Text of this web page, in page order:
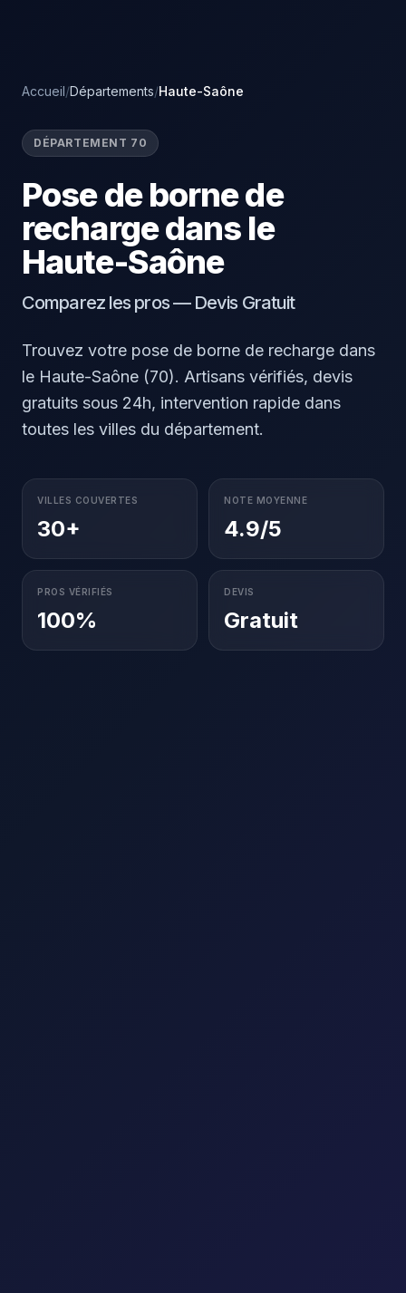
Accueil/Départements/Haute-Saône
DÉPARTEMENT 70
Pose de borne de
recharge dans le
Haute-Saône
Comparez les pros — Devis Gratuit
Trouvez votre pose de borne de recharge dans
le Haute-Saône (70). Artisans vérifiés, devis
gratuits sous 24h, intervention rapide dans
toutes les villes du département.
VILLES COUVERTES
30+
NOTE MOYENNE
4.9/5
PROS VÉRIFIÉS
100%
DEVIS
Gratuit